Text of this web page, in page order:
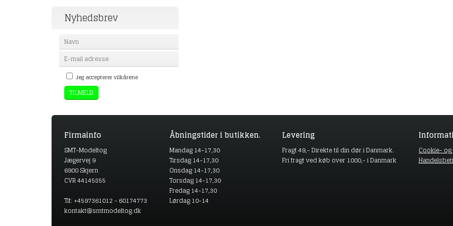
Nyhedsbrev
Jeg accepterer vilkårene
Firmainfo
SMT-Modeltog
Jægervej 9
6900 Skjern
CVR 44145855
Tlf: +4597361012 - 60174773
kontakt@smtmodeltog.dk
Åbningstider i butikken.
Mandag 14-17,30
Tirsdag 14-17,30
Onsdag 14-17,30
Torsdag 14-17,30
Fredag 14-17,30
Lørdag 10-14
Levering
Fragt 49,- Direkte til din dør i Danmark.
Fri fragt ved køb over 1000,- i Danmark
Cookie-